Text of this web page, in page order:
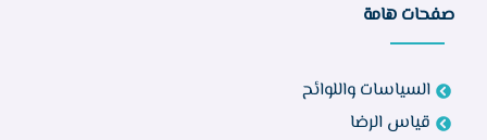
صفحات هامة
السياسات واللوائح
قياس الرضا